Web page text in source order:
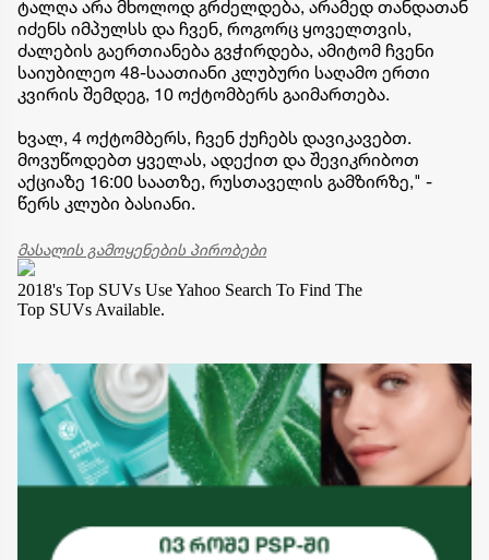
ტალღა არა მხოლოდ გრძელდება, არამედ თანდათან
იძენს იმპულსს და ჩვენ, როგორც ყოველთვის,
ძალების გაერთიანება გვჭირდება, ამიტომ ჩვენი
საიუბილეო 48-საათიანი კლუბური საღამო ერთი
კვირის შემდეგ, 10 ოქტომბერს გაიმართება.
ხვალ, 4 ოქტომბერს, ჩვენ ქუჩებს დავიკავებთ.
მოვუწოდებთ ყველას, ადექით და შევიკრიბოთ
აქციაზე 16:00 საათზე, რუსთაველის გამზირზე," -
წერს კლუბი ბასიანი.
მასალის გამოყენების პირობები
2018's Top SUVs Use Yahoo Search To Find The
Top SUVs Available.